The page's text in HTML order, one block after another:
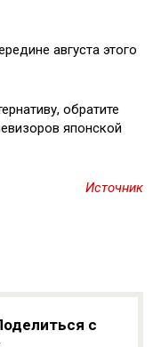
августа этого
обратите
японской
Источник
с